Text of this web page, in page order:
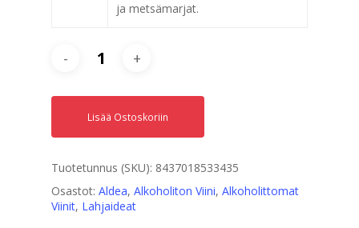
ja metsämarjat.
Lisää Ostoskoriin
Tuotetunnus (SKU): 8437018533435
Osastot: Aldea, Alkoholiton Viini, Alkoholittomat
Viinit, Lahjaideat